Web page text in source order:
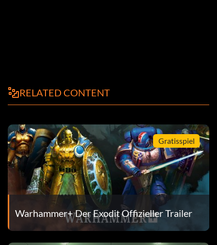
RELATED CONTENT
Gratisspiel
Warhammer+ Der Exodit Offizieller Trailer